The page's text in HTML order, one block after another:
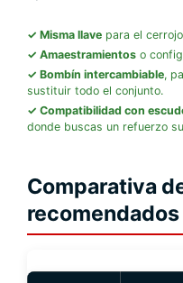
Misma llave para el
Amaestramientos o
Bombín intercambiable,
sustituir todo el conjunto.
Compatibilidad con
donde buscas un refuerzo
Comparativa
recomendados